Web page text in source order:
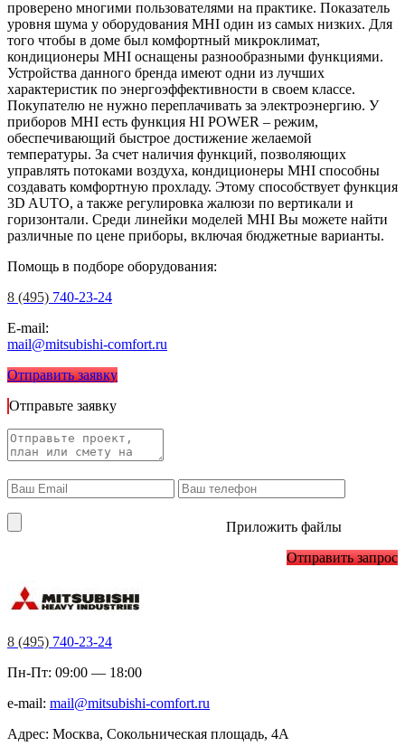
проверено многими пользователями на практике. Показатель
уровня шума у оборудования MHI один из самых низких. Для
того чтобы в доме был комфортный микроклимат,
кондиционеры MHI оснащены разнообразными функциями.
Устройства данного бренда имеют одни из лучших
характеристик по энергоэффективности в своем классе.
Покупателю не нужно переплачивать за электроэнергию. У
приборов MHI есть функция HI POWER – режим,
обеспечивающий быстрое достижение желаемой
температуры. За счет наличия функций, позволяющих
управлять потоками воздуха, кондиционеры MHI способны
создавать комфортную прохладу. Этому способствует функция
3D AUTO, а также регулировка жалюзи по вертикали и
горизонтали. Среди линейки моделей MHI Вы можете найти
различные по цене приборы, включая бюджетные варианты.
Помощь в подборе оборудования:
8 (495) 740-23-24
E-mail:
mail@mitsubishi-comfort.ru
Отправить заявку
Отправьте заявку
Приложить файлы
Отправить запрос
8 (495) 740-23-24
Пн-Пт: 09:00 — 18:00
e-mail: mail@mitsubishi-comfort.ru
Адрес: Москва, Сокольническая площадь, 4А